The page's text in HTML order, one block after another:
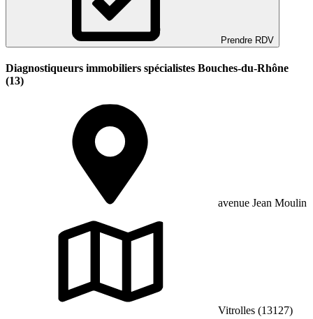
Prendre RDV
Diagnostiqueurs immobiliers spécialistes Bouches-du-Rhône
(13)
avenue Jean Moulin
Vitrolles (13127)